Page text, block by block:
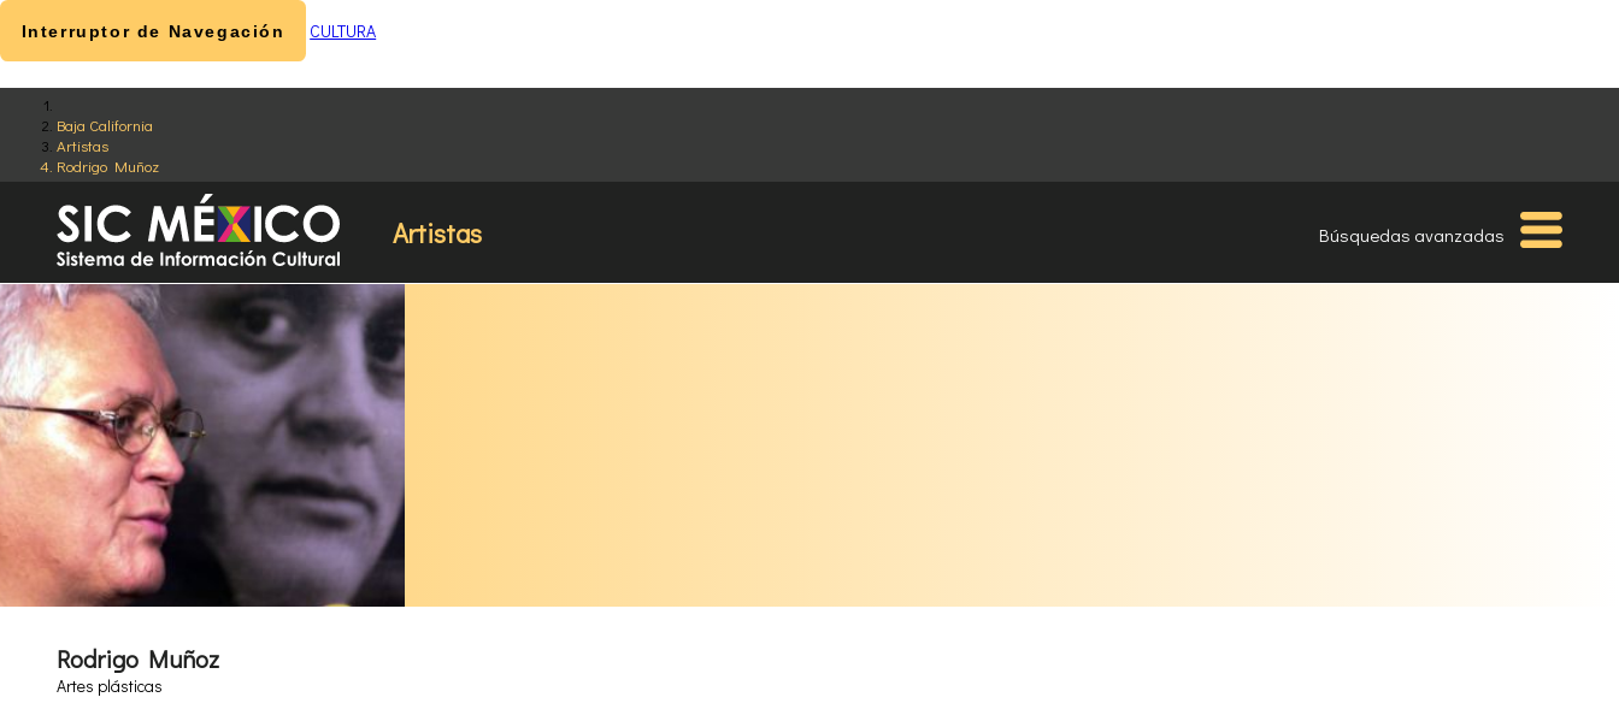
Baja California
Artistas
Rodrigo Muñoz
Artistas Búsquedas avanzadas
Interruptor de Navegación CULTURA
Rodrigo Muñoz
Artes plásticas